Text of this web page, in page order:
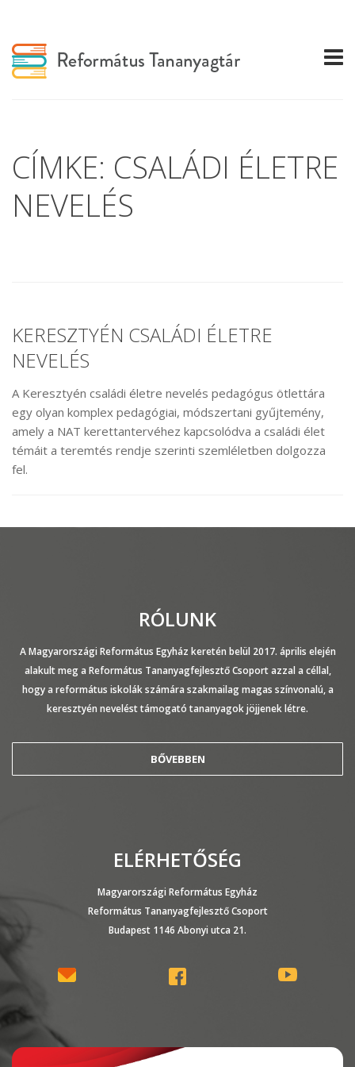
CÍMKE: CSALÁDI ÉLETRE
NEVELÉS
KERESZTYÉN CSALÁDI ÉLETRE
NEVELÉS
A Keresztyén családi életre nevelés pedagógus ötlettára
egy olyan komplex pedagógiai, módszertani gyűjtemény,
amely a NAT kerettantervéhez kapcsolódva a családi élet
témáit a teremtés rendje szerinti szemléletben dolgozza
fel.
RÓLUNK
A Magyarországi Református Egyház keretén belül 2017. április elején
alakult meg a Református Tananyagfejlesztő Csoport azzal a céllal,
hogy a református iskolák számára szakmailag magas színvonalú, a
keresztyén nevelést támogató tananyagok jöjjenek létre.
BŐVEBBEN
ELÉRHETŐSÉG
Magyarországi Református Egyház
Református Tananyagfejlesztő Csoport
Budapest 1146 Abonyi utca 21.